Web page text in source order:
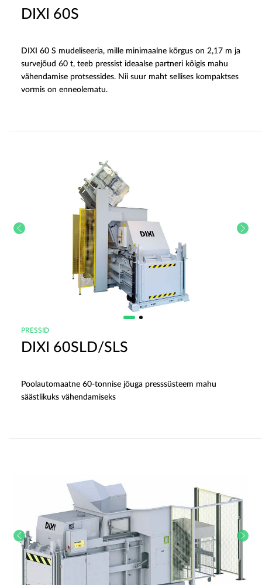
DIXI 60S
DIXI 60 S mudeliseeria, mille minimaalne kõrgus on 2,17 m ja
survejõud 60 t, teeb pressist ideaalse partneri kõigis mahu
vähendamise protsessides. Nii suur maht sellises kompaktses
vormis on enneolematu.
PRESSID
DIXI 60SLD/SLS
Poolautomaatne 60-tonnise jõuga presssüsteem mahu
säästlikuks vähendamiseks